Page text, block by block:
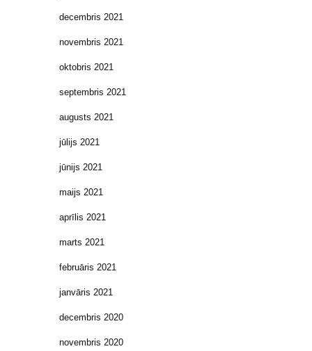
decembris 2021
novembris 2021
oktobris 2021
septembris 2021
augusts 2021
jūlijs 2021
jūnijs 2021
maijs 2021
aprīlis 2021
marts 2021
februāris 2021
janvāris 2021
decembris 2020
novembris 2020